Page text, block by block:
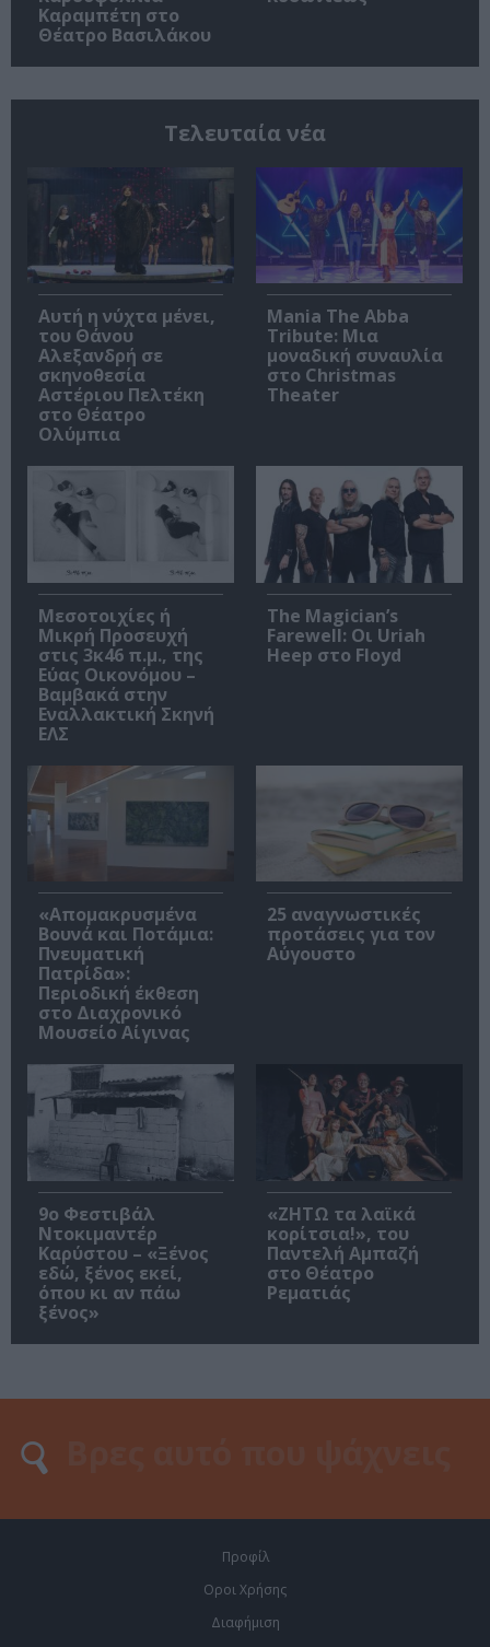
Καραμπέτη στο
Θέατρο Βασιλάκου
Τελευταία νέα
Αυτή η νύχτα μένει,
του Θάνου
Αλεξανδρή σε
σκηνοθεσία
Αστέριου Πελτέκη
στο Θέατρο
Ολύμπια
Mania The Abba
Tribute: Μια
μοναδική συναυλία
στο Christmas
Theater
Μεσοτοιχίες ή
Μικρή Προσευχή
στις 3κ46 π.μ., της
Εύας Οικονόμου –
Βαμβακά στην
Εναλλακτική Σκηνή
ΕΛΣ
The Magician’s
Farewell: Οι Uriah
Heep στο Floyd
«Απομακρυσμένα
Βουνά και Ποτάμια:
Πνευματική
Πατρίδα»:
Περιοδική έκθεση
στο Διαχρονικό
Μουσείο Αίγινας
25 αναγνωστικές
προτάσεις για τον
Αύγουστο
9ο Φεστιβάλ
Ντοκιμαντέρ
Καρύστου – «Ξένος
εδώ, ξένος εκεί,
όπου κι αν πάω
ξένος»
«ΖΗΤΩ τα λαϊκά
κορίτσια!», του
Παντελή Αμπαζή
στο Θέατρο
Ρεματιάς
Προφίλ
Οροι Χρήσης
Διαφήμιση